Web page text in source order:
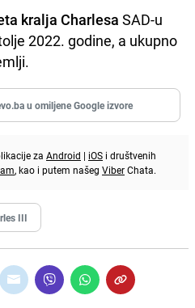
kralja Charlesa SAD-u
2022. godine, a ukupno
u omiljene Google izvore
za Android | iOS i društvenih
, kao i putem našeg ViberChata.
III